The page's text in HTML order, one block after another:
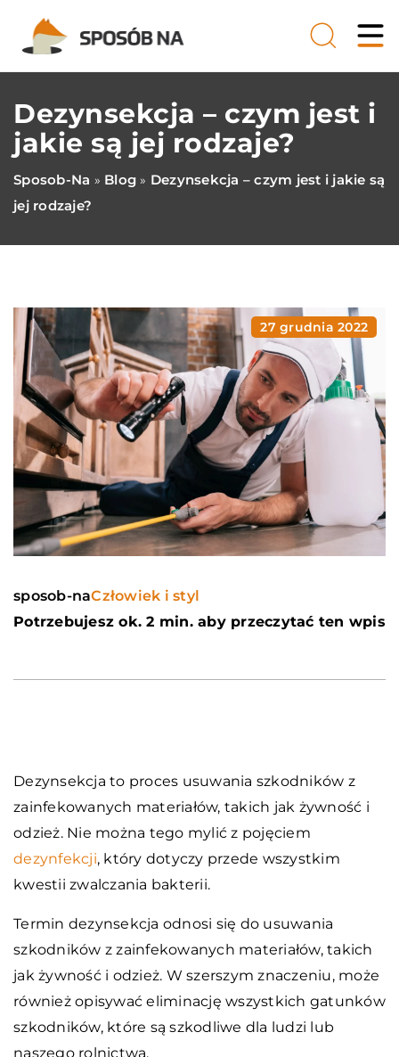
Dezynsekcja – czym jest i
jakie są jej rodzaje?
Sposob-Na » Blog » Dezynsekcja – czym jest i jakie są
jej rodzaje?
27 grudnia 2022
sposob-naCzłowiek i styl
Potrzebujesz ok. 2 min. aby przeczytać ten wpis
Dezynsekcja to proces usuwania szkodników z
zainfekowanych materiałów, takich jak żywność i
odzież. Nie można tego mylić z pojęciem
dezynfekcji, który dotyczy przede wszystkim
kwestii zwalczania bakterii.
Termin dezynsekcja odnosi się do usuwania
szkodników z zainfekowanych materiałów, takich
jak żywność i odzież. W szerszym znaczeniu, może
również opisywać eliminację wszystkich gatunków
szkodników, które są szkodliwe dla ludzi lub
naszego rolnictwa.